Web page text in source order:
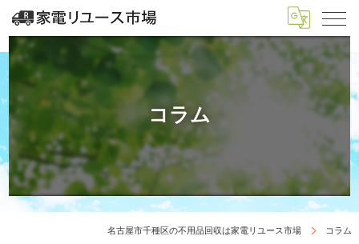
コラム
名古屋市千種区の不用品回収は家電リユース市場 コラム